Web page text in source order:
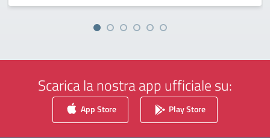
Scarica la nostra app ufficiale su:
App Store Play Store